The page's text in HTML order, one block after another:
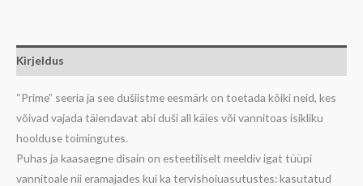
Kirjeldus
“Prime” seeria ja see dušiistme eesmärk on toetada kõiki neid, kes
võivad vajada täiendavat abi duši all käies või vannitoas isikliku
hoolduse toimingutes.
Puhas ja kaasaegne disain on esteetiliselt meeldiv igat tüüpi
vannitoale nii eramajades kui ka tervishoiuasutustes: kasutatud